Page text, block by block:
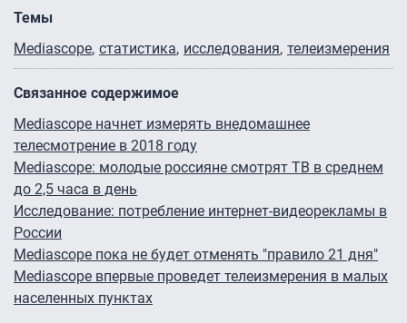
Темы
Mediascope статистика исследования телеизмерения
Связанное содержимое
Mediascope начнет измерять внедомашнее
телесмотрение в 2018 году
Mediascope: молодые россияне смотрят ТВ в среднем
до 2,5 часа в день
Исследование: потребление интернет-видеорекламы в
России
Mediascope пока не будет отменять "правило 21 дня"
Mediascope впервые проведет телеизмерения в малых
населенных пунктах